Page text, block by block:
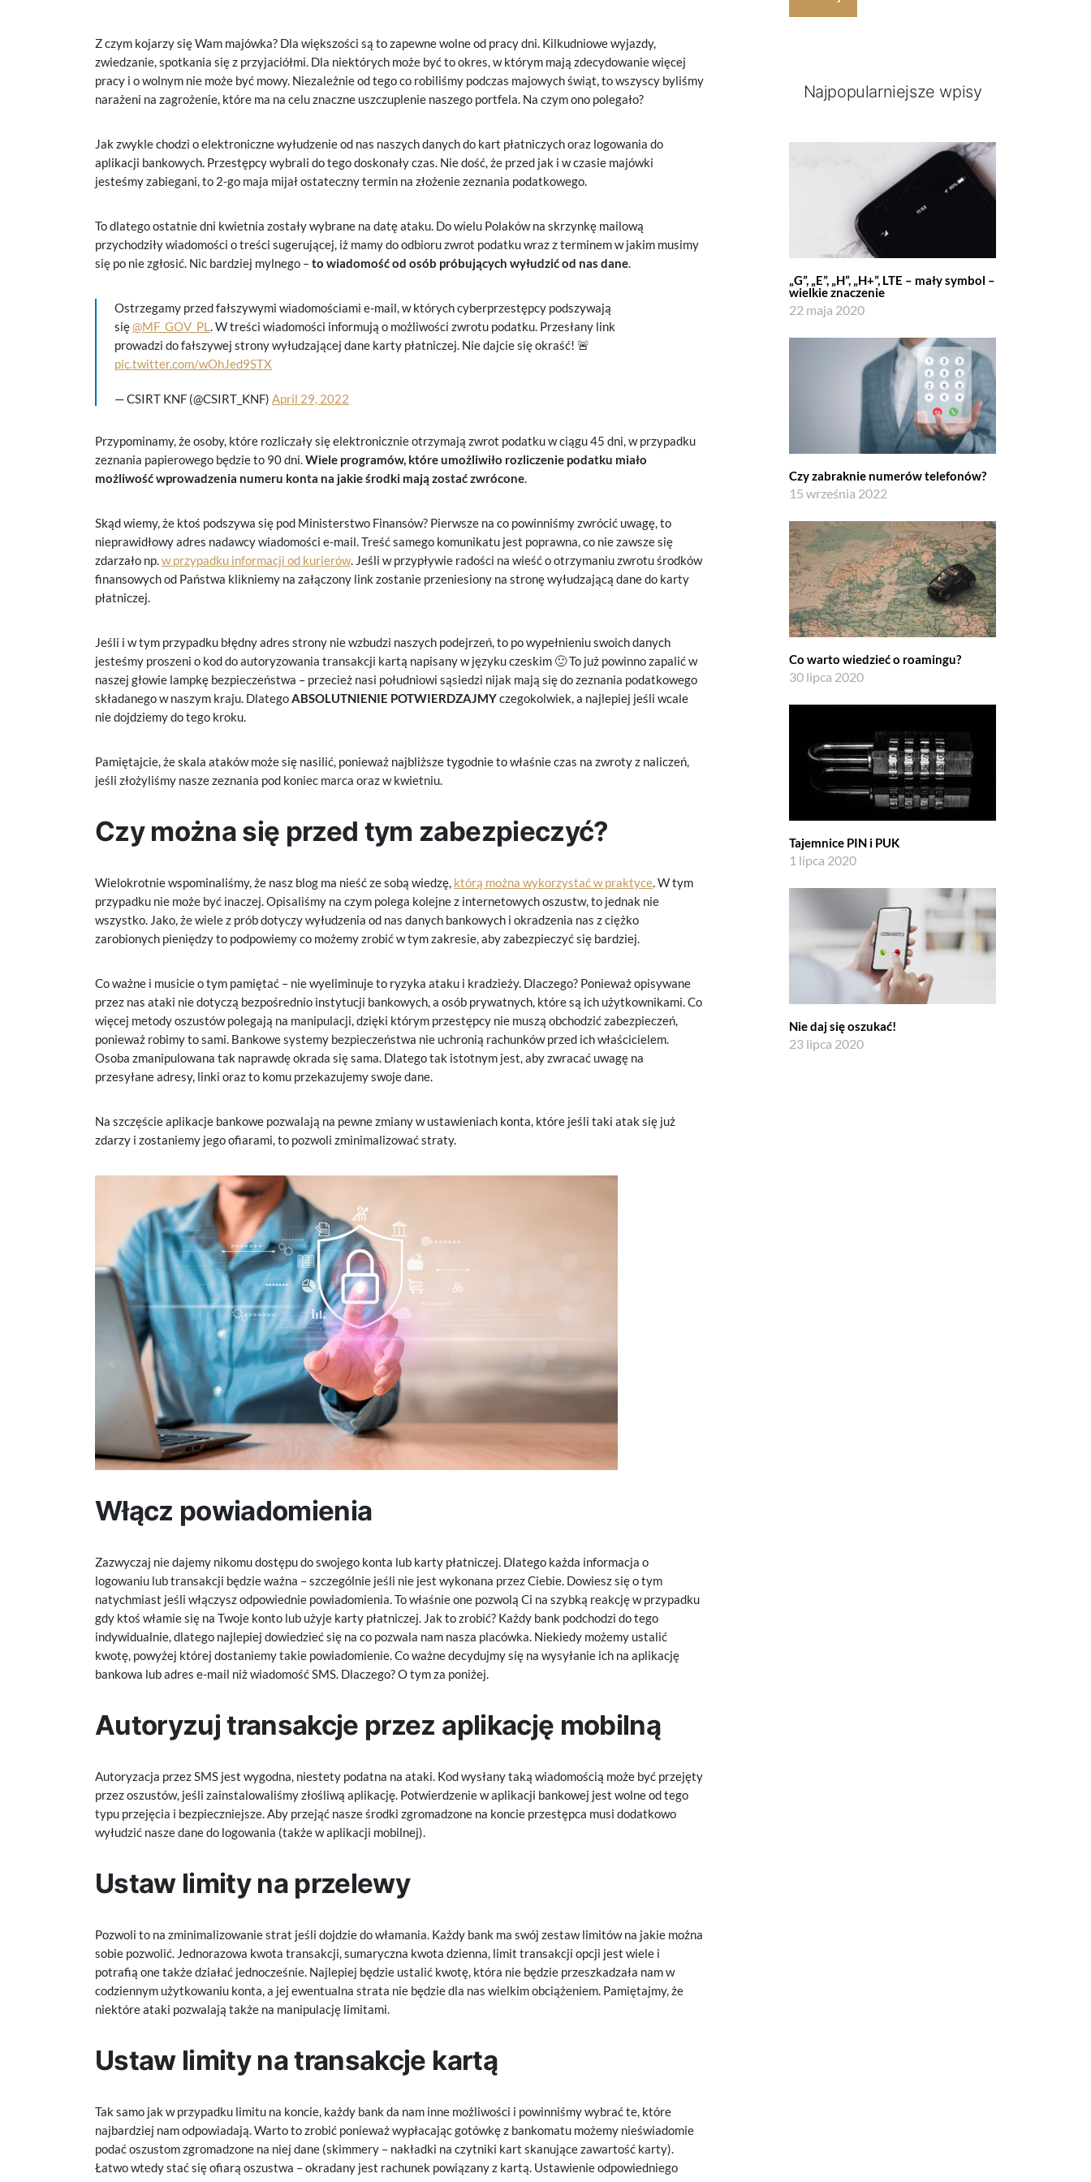
Z czym kojarzy się Wam majówka? Dla większości są to zapewne wolne od pracy dni. Kilkudniowe wyjazdy,
zwiedzanie, spotkania się z przyjaciółmi. Dla niektórych może być to okres, w którym mają zdecydowanie więcej
pracy i o wolnym nie może być mowy. Niezależnie od tego co robiliśmy podczas majowych świąt, to wszyscy byliśmy
narażeni na zagrożenie, które ma na celu znaczne uszczuplenie naszego portfela. Na czym ono polegało?
Jak zwykle chodzi o elektroniczne wyłudzenie od nas naszych danych do kart płatniczych oraz logowania do
aplikacji bankowych. Przestępcy wybrali do tego doskonały czas. Nie dość, że przed jak i w czasie majówki
jesteśmy zabiegani, to 2-go maja mijał ostateczny termin na złożenie zeznania podatkowego.
To dlatego ostatnie dni kwietnia zostały wybrane na datę ataku. Do wielu Polaków na skrzynkę mailową
przychodziły wiadomości o treści sugerującej, iż mamy do odbioru zwrot podatku wraz z terminem w jakim musimy
się po nie zgłosić. Nic bardziej mylnego –to wiadomość od osób próbujących wyłudzić od nas dane.
Ostrzegamy przed fałszywymi wiadomościami e-mail, w których cyberprzestępcy podszywają
się@MF_GOV_PL. W treści wiadomości informują o możliwości zwrotu podatku. Przesłany link
prowadzi do fałszywej strony wyłudzającej dane karty płatniczej. Nie dajcie się okraść! 🚨
pic.twitter.com/wOhJed9STX
— CSIRT KNF (@CSIRT_KNF) April 29, 2022
Przypominamy, że osoby, które rozliczały się elektronicznie otrzymają zwrot podatku w ciągu 45 dni, w przypadku
zeznania papierowego będzie to 90 dni.Wiele programów, które umożliwiło rozliczenie podatku miało
możliwość wprowadzenia numeru konta na jakie środki mają zostać zwrócone.
Skąd wiemy, że ktoś podszywa się pod Ministerstwo Finansów? Pierwsze na co powinniśmy zwrócić uwagę, to
nieprawidłowy adres nadawcy wiadomości e-mail. Treść samego komunikatu jest poprawna, co nie zawsze się
zdarzało np.w przypadku informacji od kurierów. Jeśli w przypływie radości na wieść o otrzymaniu zwrotu środków
finansowych od Państwa klikniemy na załączony link zostanie przeniesiony na stronę wyłudzającą dane do karty
płatniczej.
Jeśli i w tym przypadku błędny adres strony nie wzbudzi naszych podejrzeń, to po wypełnieniu swoich danych
jesteśmy proszeni o kod do autoryzowania transakcji kartą napisany w języku czeskim 🙂 To już powinno zapalić w
naszej głowie lampkę bezpieczeństwa – przecież nasi południowi sąsiedzi nijak mają się do zeznania podatkowego
składanego w naszym kraju. DlategoABSOLUTNIENIE POTWIERDZAJMYczegokolwiek, a najlepiej jeśli wcale
nie dojdziemy do tego kroku.
Pamiętajcie, że skala ataków może się nasilić, ponieważ najbliższe tygodnie to właśnie czas na zwroty z naliczeń,
jeśli złożyliśmy nasze zeznania pod koniec marca oraz w kwietniu.
Czy można się przed tym zabezpieczyć?
Wielokrotnie wspominaliśmy, że nasz blog ma nieść ze sobą wiedzę, którą można wykorzystać w praktyce. W tym
przypadku nie może być inaczej. Opisaliśmy na czym polega kolejne z internetowych oszustw, to jednak nie
wszystko. Jako, że wiele z prób dotyczy wyłudzenia od nas danych bankowych i okradzenia nas z ciężko
zarobionych pieniędzy to podpowiemy co możemy zrobić w tym zakresie, aby zabezpieczyć się bardziej.
Co ważne i musicie o tym pamiętać – nie wyeliminuje to ryzyka ataku i kradzieży. Dlaczego? Ponieważ opisywane
przez nas ataki nie dotyczą bezpośrednio instytucji bankowych, a osób prywatnych, które są ich użytkownikami. Co
więcej metody oszustów polegają na manipulacji, dzięki którym przestępcy nie muszą obchodzić zabezpieczeń,
ponieważ robimy to sami. Bankowe systemy bezpieczeństwa nie uchronią rachunków przed ich właścicielem.
Osoba zmanipulowana tak naprawdę okrada się sama. Dlatego tak istotnym jest, aby zwracać uwagę na
przesyłane adresy, linki oraz to komu przekazujemy swoje dane.
Na szczęście aplikacje bankowe pozwalają na pewne zmiany w ustawieniach konta, które jeśli taki atak się już
zdarzy i zostaniemy jego ofiarami, to pozwoli zminimalizować straty.
Włącz powiadomienia
Zazwyczaj nie dajemy nikomu dostępu do swojego konta lub karty płatniczej. Dlatego każda informacja o
logowaniu lub transakcji będzie ważna – szczególnie jeśli nie jest wykonana przez Ciebie. Dowiesz się o tym
natychmiast jeśli włączysz odpowiednie powiadomienia. To właśnie one pozwolą Ci na szybką reakcję w przypadku
gdy ktoś włamie się na Twoje konto lub użyje karty płatniczej. Jak to zrobić? Każdy bank podchodzi do tego
indywidualnie, dlatego najlepiej dowiedzieć się na co pozwala nam nasza placówka. Niekiedy możemy ustalić
kwotę, powyżej której dostaniemy takie powiadomienie. Co ważne decydujmy się na wysyłanie ich na aplikację
bankowa lub adres e-mail niż wiadomość SMS. Dlaczego? O tym za poniżej.
Autoryzuj transakcje przez aplikację mobilną
Autoryzacja przez SMS jest wygodna, niestety podatna na ataki. Kod wysłany taką wiadomością może być przejęty
przez oszustów, jeśli zainstalowaliśmy złośliwą aplikację. Potwierdzenie w aplikacji bankowej jest wolne od tego
typu przejęcia i bezpieczniejsze. Aby przejąć nasze środki zgromadzone na koncie przestępca musi dodatkowo
wyłudzić nasze dane do logowania (także w aplikacji mobilnej).
Ustaw limity na przelewy
Pozwoli to na zminimalizowanie strat jeśli dojdzie do włamania. Każdy bank ma swój zestaw limitów na jakie można
sobie pozwolić. Jednorazowa kwota transakcji, sumaryczna kwota dzienna, limit transakcji opcji jest wiele i
potrafią one także działać jednocześnie. Najlepiej będzie ustalić kwotę, która nie będzie przeszkadzała nam w
codziennym użytkowaniu konta, a jej ewentualna strata nie będzie dla nas wielkim obciążeniem. Pamiętajmy, że
niektóre ataki pozwalają także na manipulację limitami.
Ustaw limity na transakcje kartą
Tak samo jak w przypadku limitu na koncie, każdy bank da nam inne możliwości i powinniśmy wybrać te, które
najbardziej nam odpowiadają. Warto to zrobić ponieważ wypłacając gotówkę z bankomatu możemy nieświadomie
podać oszustom zgromadzone na niej dane (skimmery – nakładki na czytniki kart skanujące zawartość karty).
Łatwo wtedy stać się ofiarą oszustwa – okradany jest rachunek powiązany z kartą. Ustawienie odpowiedniego
Najpopularniejsze wpisy
„G”, „E”, „H”, „H+”, LTE – mały symbol –
wielkie znaczenie
22 maja 2020
Czy zabraknie numerów telefonów?
15 września 2022
Co warto wiedzieć o roamingu?
30 lipca 2020
Tajemnice PIN i PUK
1 lipca 2020
Nie daj się oszukać!
23 lipca 2020